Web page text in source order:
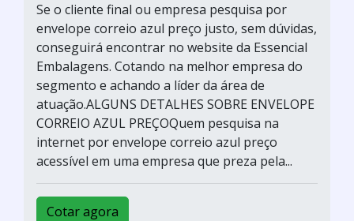
Se o cliente final ou empresa pesquisa por
envelope correio azul preço justo, sem dúvidas,
conseguirá encontrar no website da Essencial
Embalagens. Cotando na melhor empresa do
segmento e achando a líder da área de
atuação.ALGUNS DETALHES SOBRE ENVELOPE
CORREIO AZUL PREÇOQuem pesquisa na
internet por envelope correio azul preço
acessível em uma empresa que preza pela...
Cotar agora